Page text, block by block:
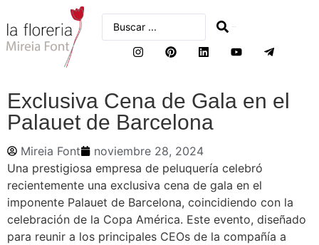
Exclusiva Cena de Gala en el
Palauet de Barcelona
Mireia Font
noviembre 28, 2024
Una prestigiosa empresa de peluquería celebró
recientemente una exclusiva cena de gala en el
imponente Palauet de Barcelona, coincidiendo con la
celebración de la Copa América. Este evento, diseñado
para reunir a los principales CEOs de la compañía a